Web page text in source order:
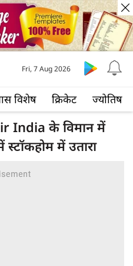
विशेष क्रिकेट ज्योतिष
Fri, 7 Aug 2026
India के विमान में
में उतारा